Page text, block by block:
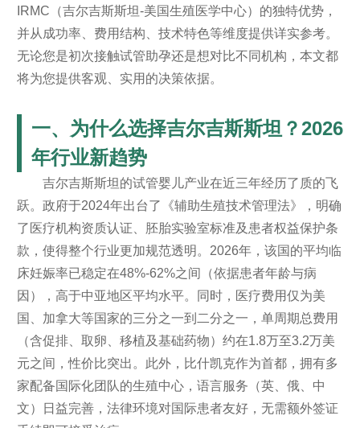
IRMC（吉尔吉斯斯坦-美国生殖医学中心）的独特优势，
并从成功率、费用结构、技术特色等维度提供详实参考。
无论您是初次接触试管助孕还是想对比不同机构，本文都
将为您提供客观、实用的决策依据。
一、为什么选择吉尔吉斯斯坦？2026
年行业新趋势
吉尔吉斯斯坦的试管婴儿产业在近三年经历了质的飞
跃。政府于2024年出台了《辅助生殖技术管理法》，明确
了医疗机构资质认证、胚胎实验室标准及患者权益保护条
款，使得整个行业更加规范透明。2026年，该国的平均临
床妊娠率已稳定在48%-62%之间（依据患者年龄与病
因），高于中亚地区平均水平。同时，医疗费用仅为美
国、加拿大等国家的三分之一到二分之一，单周期总费用
（含促排、取卵、移植及基础药物）约在1.8万至3.2万美
元之间，性价比突出。此外，比什凯克作为首都，拥有多
家配备国际化团队的生殖中心，语言服务（英、俄、中
文）日益完善，法律环境对国际患者友好，无需额外签证